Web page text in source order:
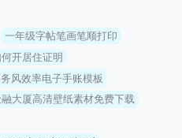
一年级字帖笔画笔顺打印
开居住证明
风效率电子手账模板
大厦高清壁纸素材免费下载